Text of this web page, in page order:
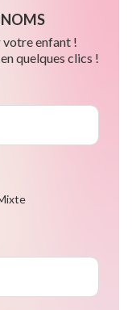
votre enfant !
quelques clics !